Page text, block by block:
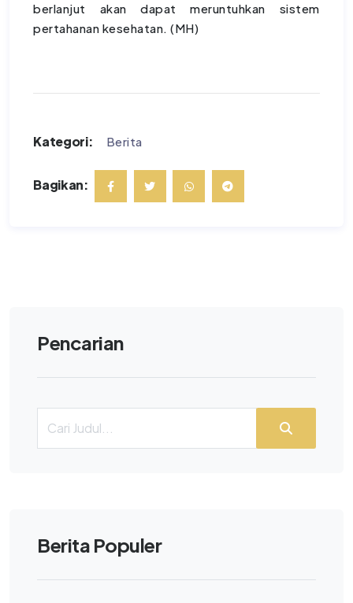
berlanjut akan dapat meruntuhkan sistem
pertahanan kesehatan. (MH)
Kategori: Berita
Bagikan:
Pencarian
Berita Populer